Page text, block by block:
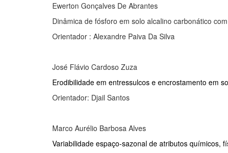
Ewerton Gonçalves De Abrantes
Dinâmica de fósforo em solo alcalino carbonático
Orientador : Alexandre Paiva Da Silva
José Flávio Cardoso Zuza
Erodibilidade em entressulcos e encrostamento em
Orientador: Djail Santos
Marco Aurélio Barbosa Alves
Variabilidade espaço-sazonal de atributos químicos,